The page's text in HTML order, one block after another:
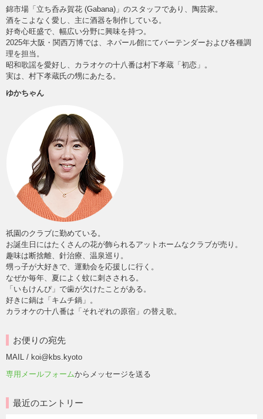
錦市場「立ち呑み賀花 (Gabana)」のスタッフであり、陶芸家。
酒をこよなく愛し、主に酒器を制作している。
好奇心旺盛で、幅広い分野に興味を持つ。
2025年大阪・関西万博では、ネパール館にてバーテンダーおよび各種調
理を担当。
昭和歌謡を愛好し、カラオケの十八番は村下孝蔵「初恋」。
実は、村下孝蔵氏の甥にあたる。
ゆかちゃん
祇園のクラブに勤めている。
お誕生日にはたくさんの花が飾られるアットホームなクラブが売り。
趣味は断捨離、針治療、温泉巡り。
甥っ子が大好きで、運動会を応援しに行く。
なぜか毎年、夏によく蚊に刺さされる。
「いもけんぴ」で歯が欠けたことがある。
好きに鍋は「キムチ鍋」。
カラオケの十八番は「それぞれの原宿」の替え歌。
お便りの宛先
MAIL / koi@kbs.kyoto
専用メールフォームからメッセージを送る
最近のエントリー